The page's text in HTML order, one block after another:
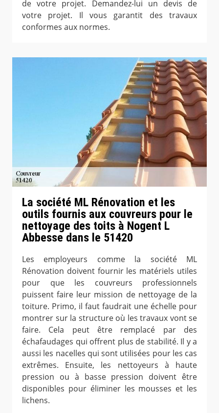
de votre projet. Demandez-lui un devis de
votre projet. Il vous garantit des travaux
conformes aux normes.
La société ML Rénovation et les
outils fournis aux couvreurs pour le
nettoyage des toits à Nogent L
Abbesse dans le 51420
Les employeurs comme la société ML
Rénovation doivent fournir les matériels utiles
pour que les couvreurs professionnels
puissent faire leur mission de nettoyage de la
toiture. Primo, il faut faudrait une échelle pour
montrer sur la structure où les travaux vont se
faire. Cela peut être remplacé par des
échafaudages qui offrent plus de stabilité. Il y a
aussi les nacelles qui sont utilisées pour les cas
extrêmes. Ensuite, les nettoyeurs à haute
pression ou à basse pression doivent être
disponibles pour éliminer les mousses et les
lichens.